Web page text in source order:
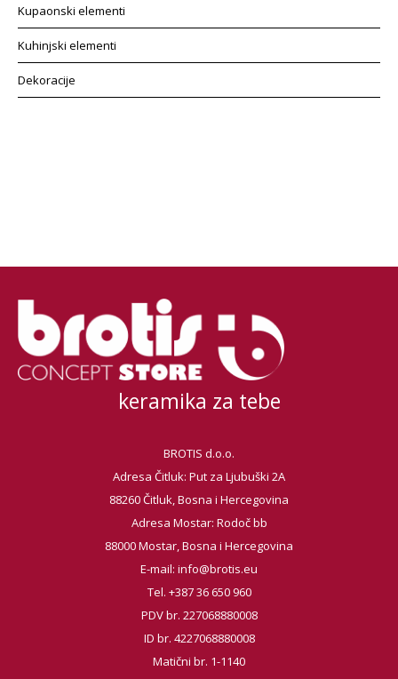
Kupaonski elementi
Kuhinjski elementi
Dekoracije
keramika za tebe
BROTIS d.o.o.
Adresa Čitluk: Put za Ljubuški 2A
88260 Čitluk, Bosna i Hercegovina
Adresa Mostar: Rodoč bb
88000 Mostar, Bosna i Hercegovina
E-mail: info@brotis.eu
Tel. +387 36 650 960
PDV br. 227068880008
ID br. 4227068880008
Matični br. 1-1140